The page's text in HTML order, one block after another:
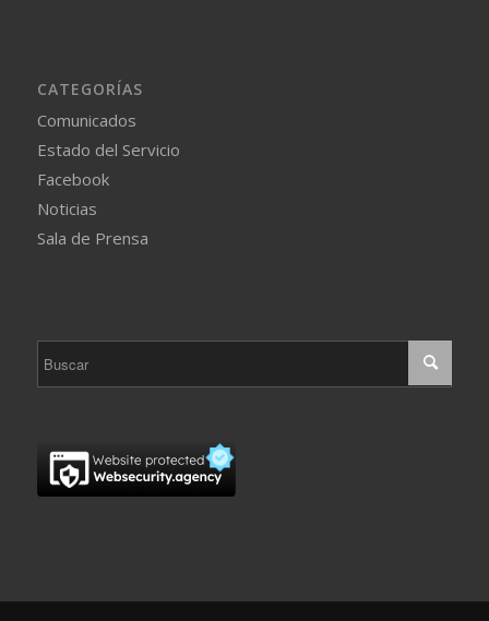
CATEGORÍAS
Comunicados
Estado del Servicio
Facebook
Noticias
Sala de Prensa